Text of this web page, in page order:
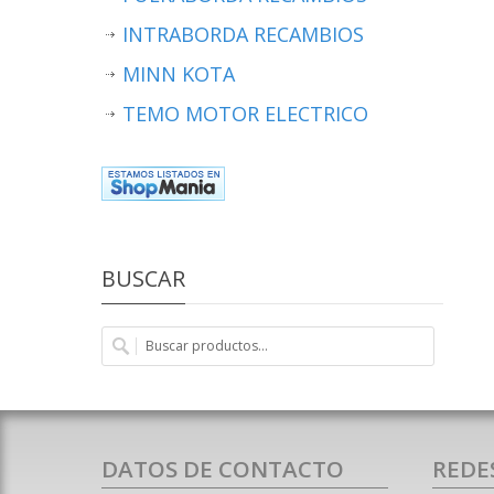
INTRABORDA RECAMBIOS
MINN KOTA
TEMO MOTOR ELECTRICO
BUSCAR
DATOS DE CONTACTO